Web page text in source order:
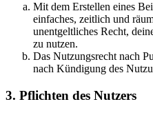
Mit dem Erstellen eines
einfaches, zeitlich und
unentgeltliches Recht,
zu nutzen.
Das Nutzungsrecht nach
nach Kündigung des
3. Pflichten des Nutzers